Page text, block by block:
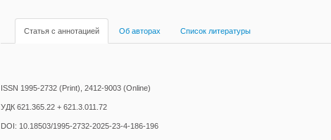
Статья с аннотацией Об авторах Список литературы
ISSN 1995-2732 (Print), 2412-9003 (Online)
УДК 621.365.22 + 621.3.011.72
DOI: 10.18503/1995-2732-2025-23-4-186-196